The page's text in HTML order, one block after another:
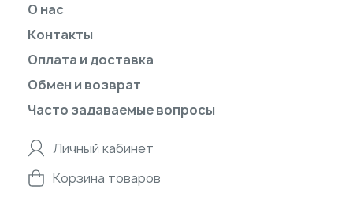
О нас
Контакты
Оплата и доставка
Обмен и возврат
Часто задаваемые вопросы
Личный кабинет
Корзина товаров